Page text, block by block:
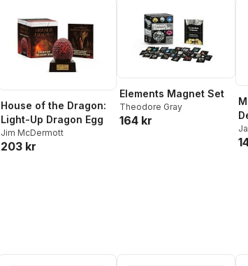
House of the Dragon:
Light-Up Dragon Egg
Jim McDermott
203 kr
Elements Magnet Set
Theodore Gray
164 kr